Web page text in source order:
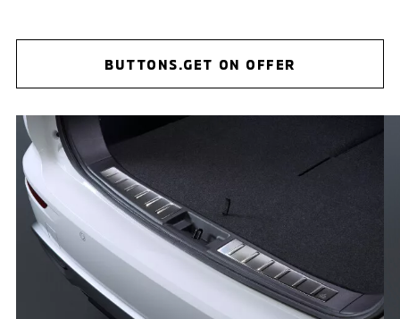
BUTTONS.GET ON OFFER